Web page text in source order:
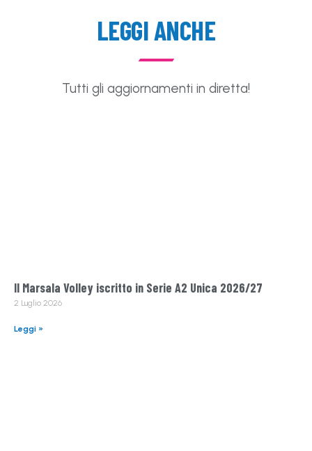
LEGGI ANCHE
Tutti gli aggiornamenti in diretta!
Il Marsala Volley iscritto in Serie A2 Unica 2026/27
2 Luglio 2026
Leggi »